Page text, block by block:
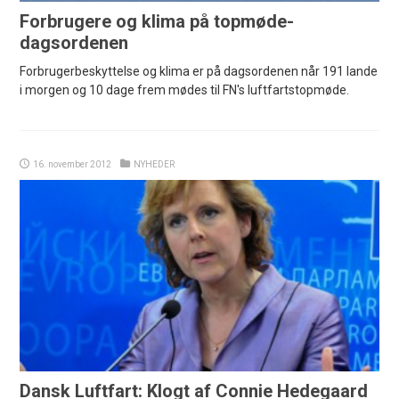
Forbrugere og klima på topmøde-
dagsordenen
Forbrugerbeskyttelse og klima er på dagsordenen når 191 lande
i morgen og 10 dage frem mødes til FN's luftfartstopmøde.
16. november 2012 NYHEDER
Dansk Luftfart: Klogt af Connie Hedegaard